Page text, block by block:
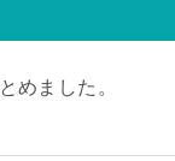
めました。